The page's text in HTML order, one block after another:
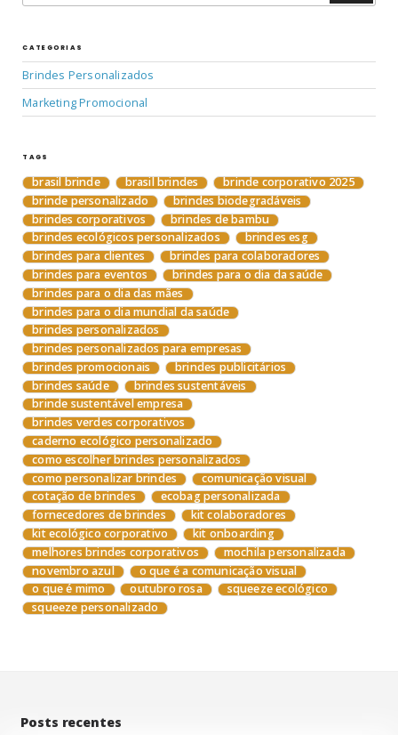
CATEGORIAS
Brindes Personalizados
Marketing Promocional
TAGS
brasil brinde brasil brindes
brinde corporativo 2025
brinde personalizado
brindes biodegradáveis
brindes corporativos
brindes de bambu
brindes ecológicos personalizados
brindes esg
brindes para clientes
brindes para colaboradores
brindes para eventos
brindes para o dia da saúde
brindes para o dia das mães
brindes para o dia mundial da saúde
brindes personalizados
brindes personalizados para empresas
brindes promocionais
brindes publicitários
brindes saúde
brindes sustentáveis
brinde sustentável empresa
brindes verdes corporativos
caderno ecológico personalizado
como escolher brindes personalizados
como personalizar brindes
comunicação visual
cotação de brindes
ecobag personalizada
fornecedores de brindes
kit colaboradores
kit ecológico corporativo
kit onboarding
melhores brindes corporativos
mochila personalizada
novembro azul
o que é a comunicação visual
o que é mimo
outubro rosa
squeeze ecológico
squeeze personalizado
Posts recentes